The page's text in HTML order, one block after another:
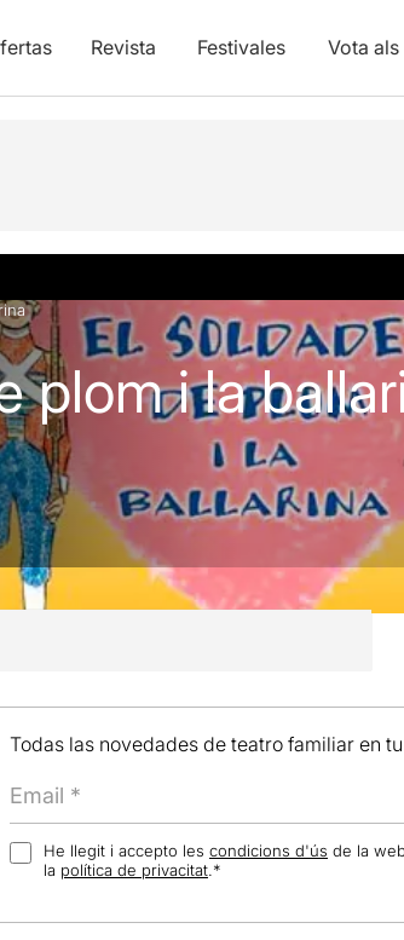
Revista Festivales Vota als
plom i la
Todas las novedades de teatro familiar en
He llegit i accepto les condicions d'ús de la
la política de privacitat.*